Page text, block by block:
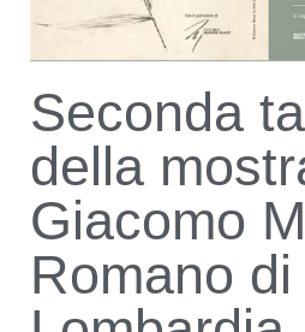
Seconda
della
Giacomo
Romano di